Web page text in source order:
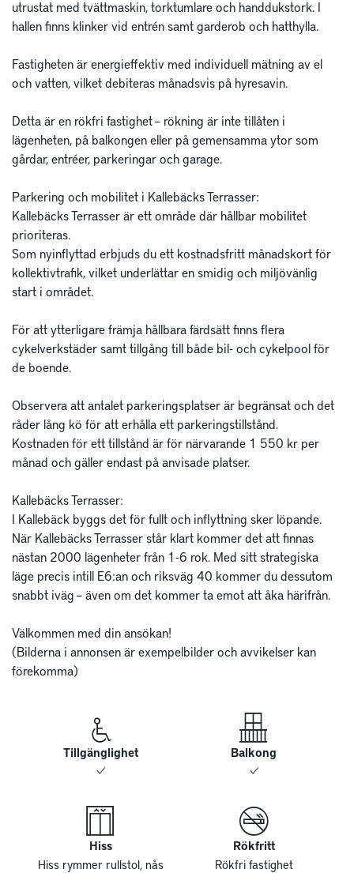
utrustat med tvättmaskin, torktumlare och handdukstork. I
hallen finns klinker vid entrén samt garderob och hatthylla.
Fastigheten är energieffektiv med individuell mätning av el
och vatten, vilket debiteras månadsvis på hyresavin.
Detta är en rökfri fastighet – rökning är inte tillåten i
lägenheten, på balkongen eller på gemensamma ytor som
gårdar, entréer, parkeringar och garage.
Parkering och mobilitet i Kallebäcks Terrasser:
Kallebäcks Terrasser är ett område där hållbar mobilitet
prioriteras.
Som nyinflyttad erbjuds du ett kostnadsfritt månadskort för
kollektivtrafik, vilket underlättar en smidig och miljövänlig
start i området.
För att ytterligare främja hållbara färdsätt finns flera
cykelverkstäder samt tillgång till både bil- och cykelpool för
de boende.
Observera att antalet parkeringsplatser är begränsat och det
råder lång kö för att erhålla ett parkeringstillstånd.
Kostnaden för ett tillstånd är för närvarande 1 550 kr per
månad och gäller endast på anvisade platser.
Kallebäcks Terrasser:
I Kallebäck byggs det för fullt och inflyttning sker löpande.
När Kallebäcks Terrasser står klart kommer det att finnas
nästan 2000 lägenheter från 1-6 rok. Med sitt strategiska
läge precis intill E6:an och riksväg 40 kommer du dessutom
snabbt iväg – även om det kommer ta emot att åka härifrån.
Välkommen med din ansökan!
(Bilderna i annonsen är exempelbilder och avvikelser kan
förekomma)
Tillgänglighet Balkong
Hiss
Hiss rymmer rullstol, nås
Rökfritt
Rökfri fastighet